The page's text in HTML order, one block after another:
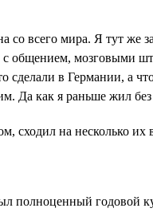
всего мира. Я тут же
с общением, мозговыми
сделали в Германии, а
Да как я раньше жил без
сходил на несколько их
полноценный годовой